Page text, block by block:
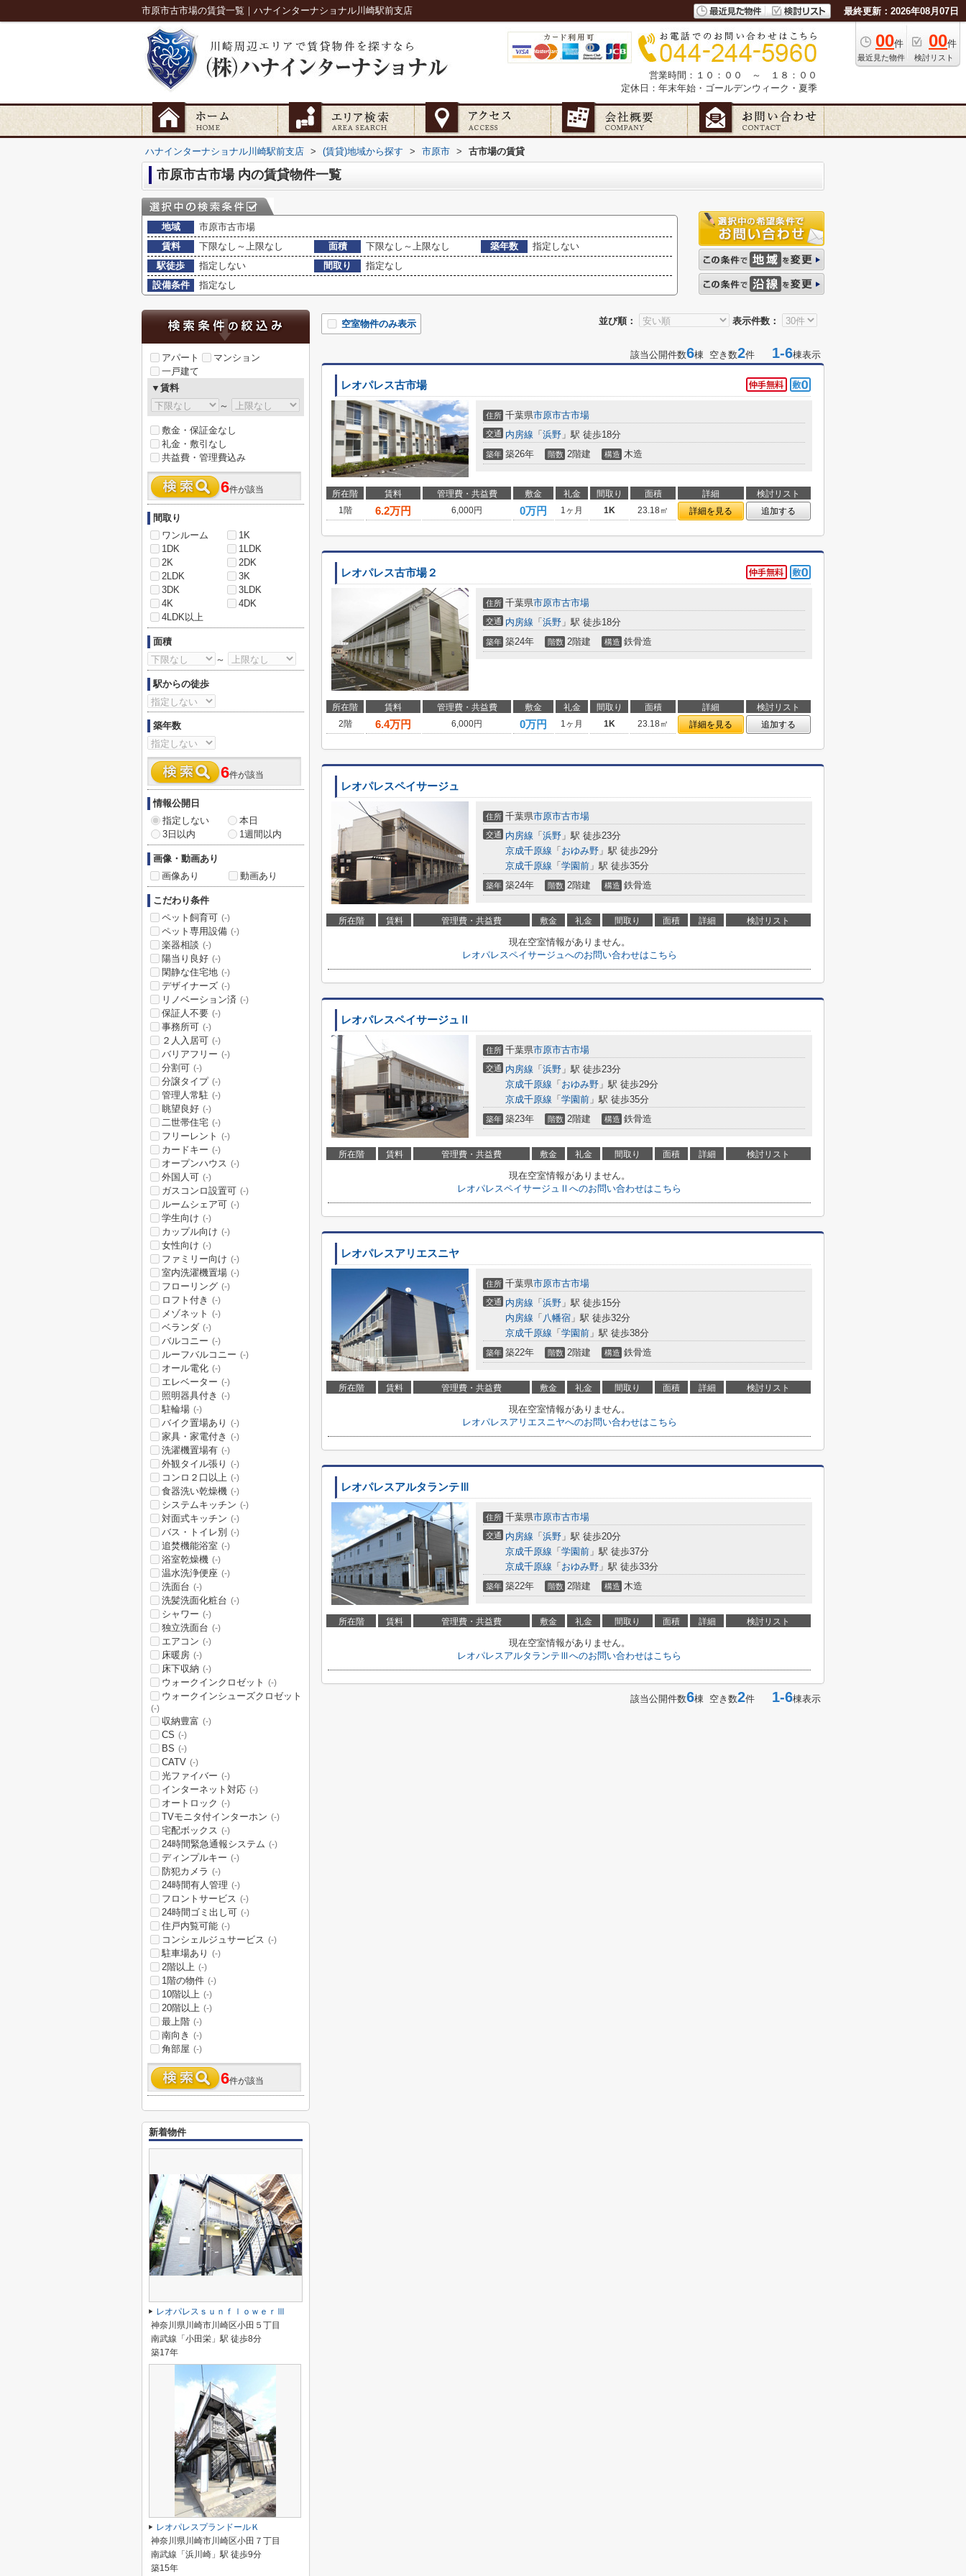
市原市古市場の賃貸一覧｜ハナインターナショナル川崎駅前支店 最終更新：2026年08月07日
00件
最近見た物件
00件
検討リスト
営業時間：１０：００ ～ １８：００
定休日：年末年始・ゴールデンウィーク・夏季
ハナインターナショナル川崎駅前支店 > (賃貸)地域から探す > 市原市 > 古市場の賃貸
市原市古市場 内の賃貸物件一覧
地域
市原市古市場
賃料
下限なし～上限なし 面積 下限なし～上限なし 築年数
指定しない
駅徒歩
指定しない 間取り
指定なし
設備条件
指定なし
並び順： 表示件数：
空室物件のみ表示
該当公開件数6棟 空き数2件 1-6棟表示
レオパレス古市場
住所 千葉県市原市古市場
交通 内房線 「 浜野 」駅 徒歩18分
築年 築26年 階数 2階建 構造 木造
所在階 賃料 管理費・共益費 敷金 礼金 間取り 面積 詳細
検討リスト
1階
6.2万円 6,000円 0万円 1ヶ月 1K 23.18㎡ 詳細を見る 追加する
レオパレス古市場２
住所 千葉県市原市古市場
交通 内房線 「 浜野 」駅 徒歩18分
築年 築24年 階数 2階建 構造 鉄骨造
所在階 賃料 管理費・共益費 敷金 礼金 間取り 面積 詳細
検討リスト
2階
6.4万円 6,000円 0万円 1ヶ月 1K 23.18㎡ 詳細を見る 追加する
レオパレスペイサージュ
住所 千葉県市原市古市場
交通 内房線 「 浜野 」駅 徒歩23分
京成千原線 「 おゆみ野 」駅 徒歩29分
京成千原線 「 学園前 」駅 徒歩35分
築年 築24年 階数 2階建 構造 鉄骨造
所在階 賃料 管理費・共益費 敷金 礼金 間取り 面積 詳細 検討リスト
現在空室情報がありません。
レオパレスペイサージュへのお問い合わせはこちら
レオパレスペイサージュⅡ
住所 千葉県市原市古市場
交通 内房線 「 浜野 」駅 徒歩23分
京成千原線 「 おゆみ野 」駅 徒歩29分
京成千原線 「 学園前 」駅 徒歩35分
築年 築23年 階数 2階建 構造 鉄骨造
所在階 賃料 管理費・共益費 敷金 礼金 間取り 面積 詳細 検討リスト
現在空室情報がありません。
レオパレスペイサージュⅡへのお問い合わせはこちら
レオパレスアリエスニヤ
住所 千葉県市原市古市場
交通 内房線 「 浜野 」駅 徒歩15分
内房線 「 八幡宿 」駅 徒歩32分
京成千原線 「 学園前 」駅 徒歩38分
築年 築22年 階数 2階建 構造 鉄骨造
所在階 賃料 管理費・共益費 敷金 礼金 間取り 面積 詳細 検討リスト
現在空室情報がありません。
レオパレスアリエスニヤへのお問い合わせはこちら
レオパレスアルタランテⅢ
住所 千葉県市原市古市場
交通 内房線 「 浜野 」駅 徒歩20分
京成千原線 「 学園前 」駅 徒歩37分
京成千原線 「 おゆみ野 」駅 徒歩33分
築年 築22年 階数 2階建 構造 木造
所在階 賃料 管理費・共益費 敷金 礼金 間取り 面積 詳細 検討リスト
現在空室情報がありません。
レオパレスアルタランテⅢへのお問い合わせはこちら
該当公開件数6棟 空き数2件 1-6棟表示
アパート
マンション
一戸建て
▼賃料
～
敷金・保証金なし
礼金・敷引なし
共益費・管理費込み
6件が該当
間取り
ワンルーム
1K
1DK
1LDK
2K
2DK
2LDK
3K
3DK
3LDK
4K
4DK
4LDK以上
面積
～
駅からの徒歩
築年数
6件が該当
情報公開日
指定しない
本日
3日以内
1週間以内
画像・動画あり
画像あり
動画あり
こだわり条件
ペット飼育可 (-)
ペット専用設備 (-)
楽器相談 (-)
陽当り良好 (-)
閑静な住宅地 (-)
デザイナーズ (-)
リノベーション済 (-)
保証人不要 (-)
事務所可 (-)
２人入居可 (-)
バリアフリー (-)
分割可 (-)
分譲タイプ (-)
管理人常駐 (-)
眺望良好 (-)
二世帯住宅 (-)
フリーレント (-)
カードキー (-)
オープンハウス (-)
外国人可 (-)
ガスコンロ設置可 (-)
ルームシェア可 (-)
学生向け (-)
カップル向け (-)
女性向け (-)
ファミリー向け (-)
室内洗濯機置場 (-)
フローリング (-)
ロフト付き (-)
メゾネット (-)
ベランダ (-)
バルコニー (-)
ルーフバルコニー (-)
オール電化 (-)
エレベーター (-)
照明器具付き (-)
駐輪場 (-)
バイク置場あり (-)
家具・家電付き (-)
洗濯機置場有 (-)
外観タイル張り (-)
コンロ２口以上 (-)
食器洗い乾燥機 (-)
システムキッチン (-)
対面式キッチン (-)
バス・トイレ別 (-)
追焚機能浴室 (-)
浴室乾燥機 (-)
温水洗浄便座 (-)
洗面台 (-)
洗髪洗面化粧台 (-)
シャワー (-)
独立洗面台 (-)
エアコン (-)
床暖房 (-)
床下収納 (-)
ウォークインクロゼット (-)
ウォークインシューズクロゼット
(-)
収納豊富 (-)
CS (-)
BS (-)
CATV (-)
光ファイバー (-)
インターネット対応 (-)
オートロック (-)
TVモニタ付インターホン (-)
宅配ボックス (-)
24時間緊急通報システム (-)
ディンプルキー (-)
防犯カメラ (-)
24時間有人管理 (-)
フロントサービス (-)
24時間ゴミ出し可 (-)
住戸内覧可能 (-)
コンシェルジュサービス (-)
駐車場あり (-)
2階以上 (-)
1階の物件 (-)
10階以上 (-)
20階以上 (-)
最上階 (-)
南向き (-)
角部屋 (-)
6件が該当
新着物件
レオパレスｓｕｎｆｌｏｗｅｒⅢ
神奈川県川崎市川崎区小田５丁目
南武線「小田栄」駅 徒歩8分
築17年
レオパレスプランドールＫ
神奈川県川崎市川崎区小田７丁目
南武線「浜川崎」駅 徒歩9分
築15年